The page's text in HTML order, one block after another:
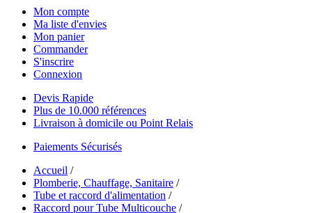
Mon compte
Ma liste d'envies
Mon panier
Commander
S'inscrire
Connexion
Devis Rapide
Plus de 10.000 références
Livraison à domicile ou Point Relais
Paiements Sécurisés
Accueil /
Plomberie, Chauffage, Sanitaire /
Tube et raccord d'alimentation /
Raccord pour Tube Multicouche /